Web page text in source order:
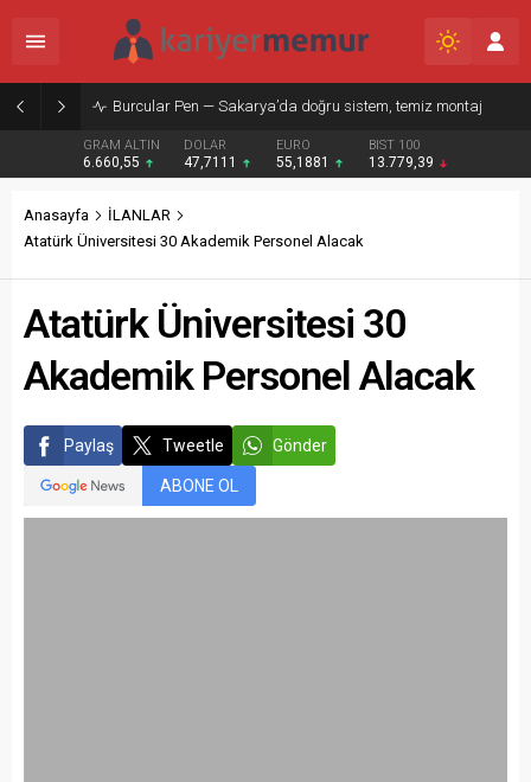
Burcular Pen — Sakarya’da doğru sistem, temiz montaj
GRAM ALTIN
6.660,55
DOLAR
47,7111
EURO
55,1881
BIST 100
13.779,39
Anasayfa
İLANLAR
Atatürk Üniversitesi 30 Akademik Personel Alacak
Atatürk Üniversitesi 30
Akademik Personel Alacak
Paylaş Tweetle Gönder
ABONE OL